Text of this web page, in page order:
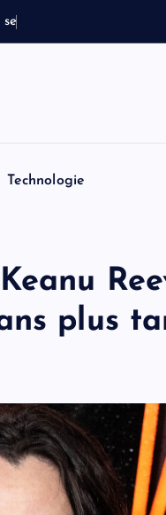
se
Technologie
plus